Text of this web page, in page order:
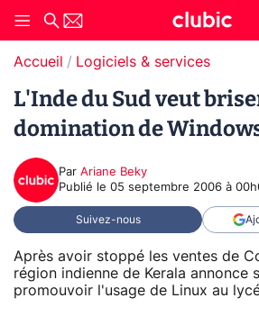
Accueil Logiciels & services
L'Inde du Sud veut
domination de
Par Ariane Beky
Publié le 05 septembre 2006 à
Suivez-nous
Après avoir stoppé les ventes de
région indienne de Kerala annonce
promouvoir l'usage de Linux au